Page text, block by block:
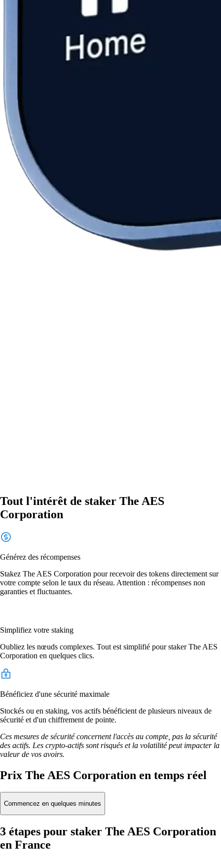
Tout l'intérêt de staker The AES
Corporation
Générez des récompenses
Stakez The AES Corporation pour recevoir des tokens directement sur
votre compte selon le taux du réseau. Attention : récompenses non
garanties et fluctuantes.
Simplifiez votre staking
Oubliez les nœuds complexes. Tout est simplifié pour staker The AES
Corporation en quelques clics.
Bénéficiez d'une sécurité maximale
Stockés ou en staking, vos actifs bénéficient de plusieurs niveaux de
sécurité et d'un chiffrement de pointe.
Ces mesures de sécurité concernent l'accès au compte, pas la sécurité
des actifs. Les crypto-actifs sont risqués et la volatilité peut impacter la
valeur de vos avoirs.
Prix The AES Corporation en temps réel
Commencez en quelques minutes
3 étapes pour staker The AES Corporation
en France